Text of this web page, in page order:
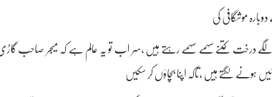
موشگافی کی
درخت کتنے سہمے سہمے رہتے ہیں ،سر اب تو یہ عالم ہے کہ میجر صاحب
لگتے ہیں ،تاکہ اپنا بچاؤں کر سکیں